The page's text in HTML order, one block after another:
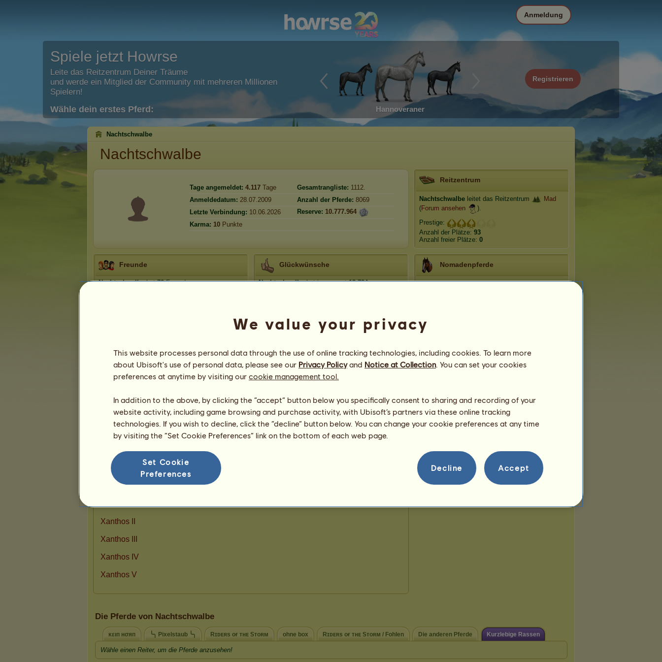
Spiele jetzt Howrse
Leite das Reitzentrum Deiner Träume
und werde ein Mitglied der Community mit mehreren Millionen
Spielern!
Wähle dein erstes Pferd: Hannoveraner
Registrieren
Anmeldung
Nachtschwalbe
Nachtschwalbe
Tage angemeldet: 4.117 Tage Gesamtrangliste: 1112.
Anmeldedatum: 28.07.2009 Anzahl der Pferde: 8069
Letzte Verbindung: 10.06.2026 Reserve: 10.777.964
Karma: 10 Punkte
Freunde
Nachtschwalbehat70Freunde:
2 3 ... 12
Glückwünsche
Nachtschwalbehat insgesamt13.724
Dendera
Vor 10 Tagen
Dendera
Vor 18 Tagen
7
Präsentation
Reitzentrum
Nachtschwalbe leitet das Reitzentrum
Mad
(Forum ansehen
).
Prestige:
Anzahl der Plätze: 93
Anzahl freier Plätze: 0
Nomadenpferde
Khan Cápac Kolumbus
Die Pferde von Nachtschwalbe
κεıп нσяп ╰╮ Pixelstaub ╰╮ Rɪᴅᴇʀs ᴏғ ᴛʜᴇ Sᴛᴏʀᴍ ohne box Rɪᴅᴇʀs ᴏғ ᴛʜᴇ Sᴛᴏʀᴍ / Fohlen Die anderen Pferde Kurzlebige Rassen
Wähle einen Reiter, um die Pferde anzusehen!
We value your privacy
This website processes personal data through the use of online tracking technologies, including cookies. To learn more
about Ubisoft's use of personal data, please see our Privacy Policyand Notice at Collection. You can set your cookies
preferences at anytime by visiting our cookie management tool.
In addition to the above, by clicking the “accept” button below you specifically consent to sharing and recording of your
website activity, including game browsing and purchase activity, with Ubisoft’s partners via these online tracking
technologies. If you wish to decline, click the “decline” button below. You can change your cookie preferences at any time
by visiting the “Set Cookie Preferences” link on the bottom of each web page.
Set Cookie
Preferences
Decline Accept